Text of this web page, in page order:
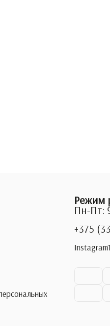
Режим
Пн-Пт:
+375
Instagram